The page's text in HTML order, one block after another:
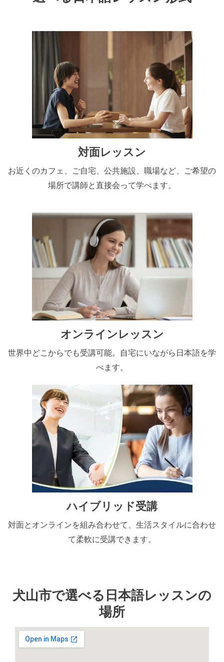
対面レッスン
お近くのカフェ、ご自宅、公共施設、職場など、ご希望の
場所で講師と直接会って学べます。
オンラインレッスン
世界中どこからでも受講可能。自宅にいながら日本語を学
べます。
ハイブリッド受講
対面とオンラインを組み合わせて、生活スタイルに合わせ
て柔軟に受講できます。
犬山市で選べる日本語レッスンの
場所